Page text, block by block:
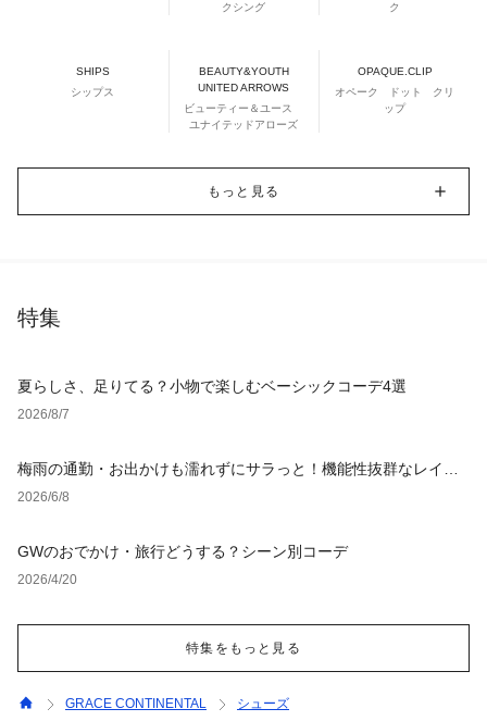
クシング
ク
SHIPS
シップス
BEAUTY&YOUTH
UNITED ARROWS
ビューティー＆ユース
ユナイテッドアローズ
OPAQUE.CLIP
オペーク ドット クリ
ップ
もっと見る
特集
夏らしさ、足りてる？小物で楽しむベーシックコーデ4選
2026/8/7
梅雨の通勤・お出かけも濡れずにサラっと！機能性抜群なレイン
グッズ
2026/6/8
GWのおでかけ・旅行どうする？シーン別コーデ
2026/4/20
特集をもっと見る
GRACE CONTINENTAL
シューズ